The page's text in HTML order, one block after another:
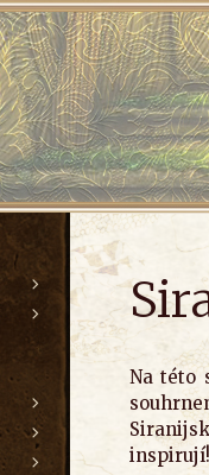
Na této
inspirují!